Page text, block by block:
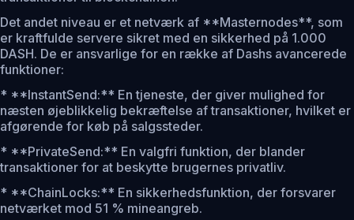
Det andet niveau er et netværk af **Masternodes**, som
er kraftfulde servere sikret med en sikkerhed på 1.000
DASH. De er ansvarlige for en række af Dashs avancerede
funktioner:
* **InstantSend:** En tjeneste, der giver mulighed for
næsten øjeblikkelig bekræftelse af transaktioner, hvilket er
afgørende for køb på salgssteder.
* **PrivateSend:** En valgfri funktion, der blander
transaktioner for at beskytte brugernes privatliv.
* **ChainLocks:** En sikkerhedsfunktion, der forsvarer
netværket mod 51 % mineangreb.